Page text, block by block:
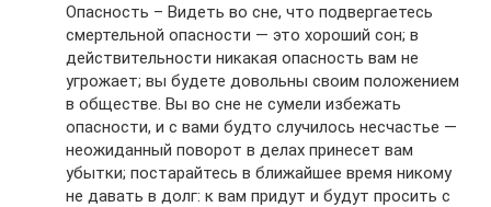
Опасность – Видеть во сне, что подвергаетесь
смертельной опасности — это хороший сон; в
действительности никакая опасность вам не
угрожает; вы будете довольны своим положением
в обществе. Вы во сне не сумели избежать
опасности, и с вами будто случилось несчастье —
неожиданный поворот в делах принесет вам
убытки; постарайтесь в ближайшее время никому
не давать в долг: к вам придут и будут просить с